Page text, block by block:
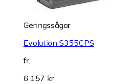
Geringssågar
Evolution S355CPS
fr.
6 157 kr